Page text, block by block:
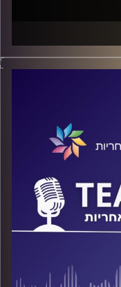
רייכמן
עם ד"ר מיכאל